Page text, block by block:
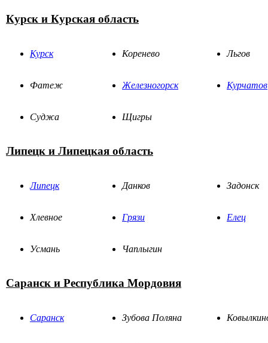
Курск и Курская область
Курск Коренево Льгов
Фатеж Железногорск Курчатов
Суджа Щигры
Липецк и Липецкая область
Липецк Данков Задонск
Хлевное Грязи Елец
Усмань Чаплыгин
Саранск и Республика Мордовия
Саранск Зубова Поляна